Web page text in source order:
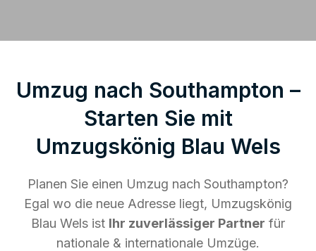
Umzug nach Southampton –
Starten Sie mit
Umzugskönig Blau Wels
Planen Sie einen Umzug nach Southampton?
Egal wo die neue Adresse liegt, Umzugskönig
Blau Wels ist Ihr zuverlässiger Partner für
nationale & internationale Umzüge.